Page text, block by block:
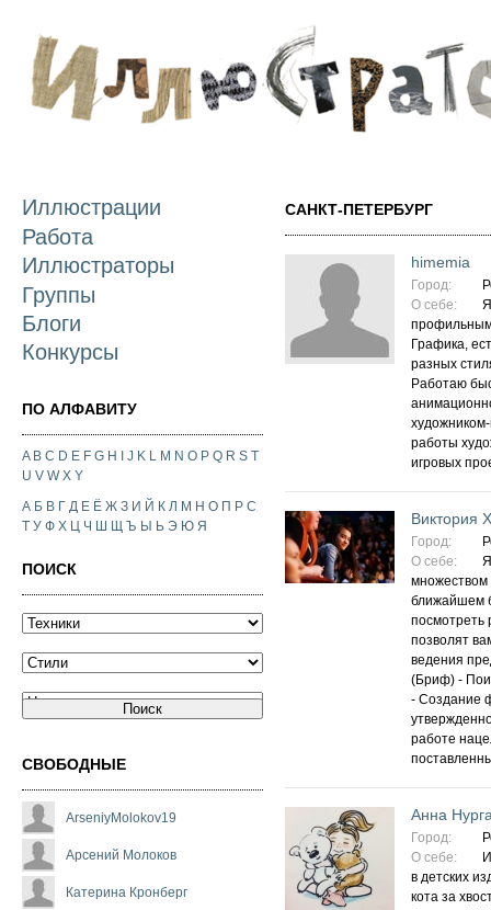
Иллюстрации
Работа
Иллюстраторы
Группы
Блоги
Конкурсы
ПО АЛФАВИТУ
A B C D E F G H J K L M N O P Q R S T
U V W X Y
А Б В Г Д Е Ё Ж З И Й К Л М Н О П Р С
Т У Ф Х Ц Ч Ш Щ Ъ Ы Ь Э Ю Я
ПОИСК
СВОБОДНЫЕ
ArseniyMolokov19
Арсений Молоков
Катерина Кронберг
САНКТ-ПЕТЕРБУРГ
himemia
Город:
О себе:
Графика,
разных
Работаю
работы
игровых
Виктория
Город:
О себе:
множеством
ближайшем
посмотреть
позволят
ведения
(Бриф) -
- Создание
работе
Анна
Город:
О себе:
в детских
кота за